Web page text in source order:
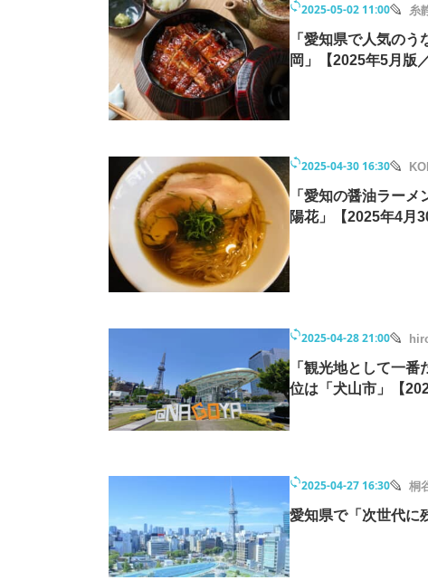
モノづくり技術者専門サイト エレクトロニク
ちょっと気になるネットの話題
2025-05-02 11:00 糸
「愛知県で人気の
岡」【2025年5月版
2025-04-30 16:30
「愛知の醤油ラー
陽花」【2025年4月
2025-04-28 21:00
「観光地として一
位は「犬山市」【
2025-04-27 16:30 桐
愛知県で「次世代に